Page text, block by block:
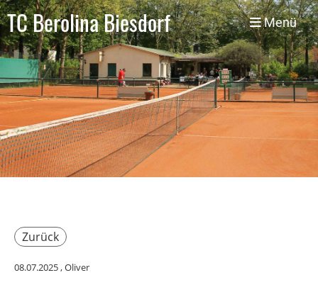
TC Berolina Biesdorf Menü
Zurück
08.07.2025, Oliver